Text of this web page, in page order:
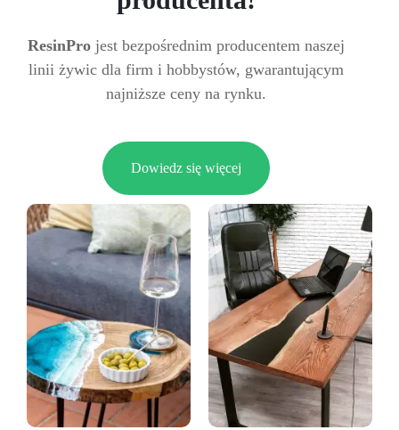
ResinPro jest bezpośrednim producentem naszej
linii żywic dla firm i hobbystów, gwarantującym
najniższe ceny na rynku.
Dowiedz się więcej